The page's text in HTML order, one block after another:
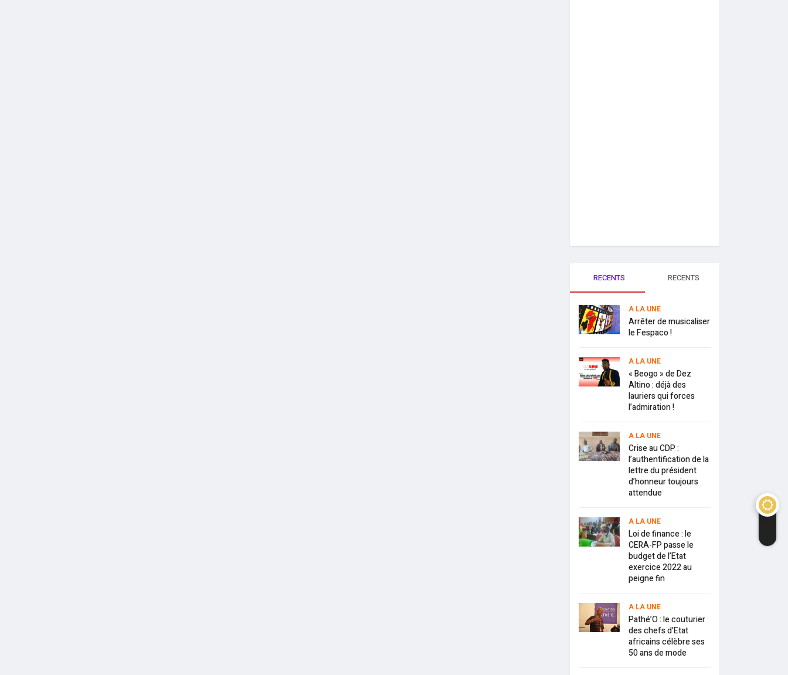
RECENTS RECENTS
A LA UNE
Arrêter de musicaliser
le Fespaco !
A LA UNE
« Beogo » de Dez
Altino : déjà des
lauriers qui forces
l’admiration !
A LA UNE
Crise au CDP :
l’authentification de la
lettre du président
d’honneur toujours
attendue
A LA UNE
Loi de finance : le
CERA-FP passe le
budget de l’Etat
exercice 2022 au
peigne fin
A LA UNE
Pathé’O : le couturier
des chefs d’Etat
africains célèbre ses
50 ans de mode